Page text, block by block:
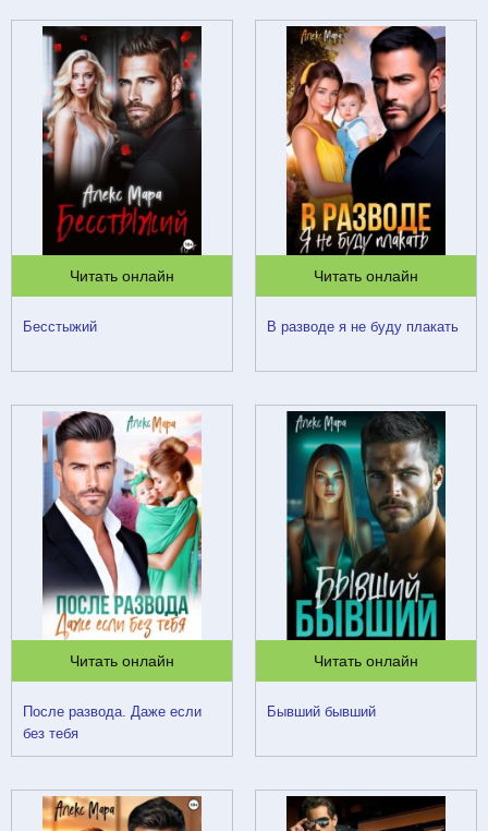
Читать онлайн
Бесстыжий
Читать онлайн
В разводе я не буду плакать
Читать онлайн
После развода. Даже если
без тебя
Читать онлайн
Бывший бывший